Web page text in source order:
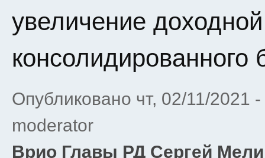
увеличение
консолидированного
Опубликовано чт, 02/11/2021
moderator
Врио Главы РД Сергей